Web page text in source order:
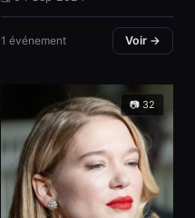
1 événement Voir →
📷 32